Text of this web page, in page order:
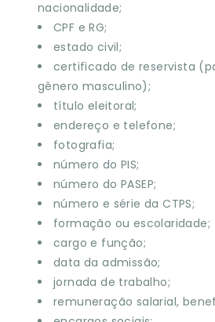
nacionalidade;
CPF e RG;
estado civil;
certificado de reservista
gênero masculino);
título eleitoral;
endereço e telefone;
fotografia;
número do PIS;
número do PASEP;
número e série da CTPS;
formação ou escolaridade;
cargo e função;
data da admissão;
jornada de trabalho;
remuneração salarial,